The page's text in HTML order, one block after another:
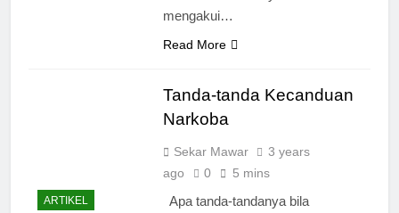
mengakui…
Read More
ARTIKEL
Tanda-tanda Kecanduan
Narkoba
Sekar Mawar
3 years
ago
0 5 mins
Apa tanda-tandanya bila